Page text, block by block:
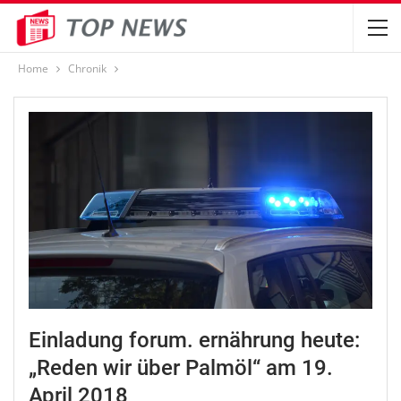
Home Chronik
Einladung forum. ernährung heute:
„Reden wir über Palmöl“ am 19.
April 2018